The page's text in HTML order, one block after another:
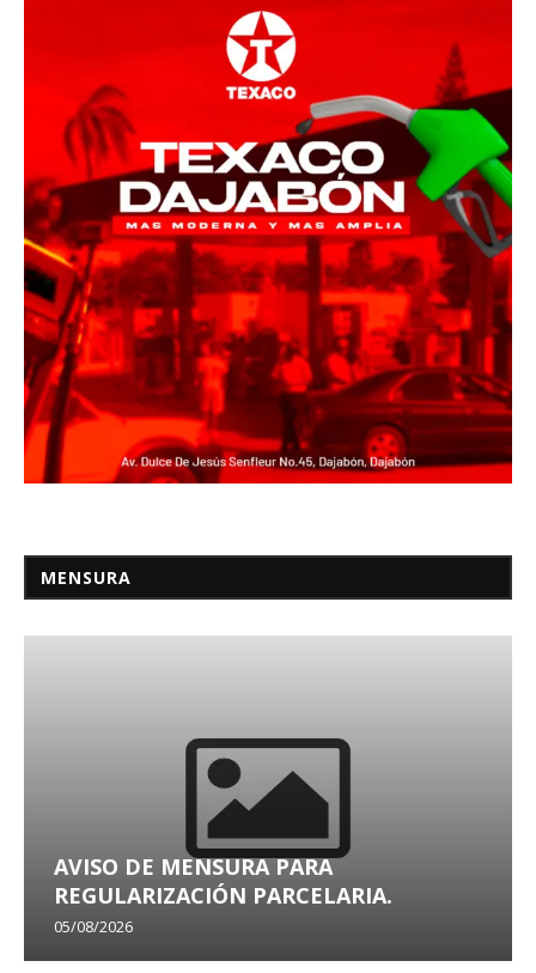
MENSURA
AVISO DE MENSURA PARA
REGULARIZACIÓN PARCELARIA.
05/08/2026